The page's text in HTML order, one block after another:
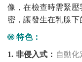
像，在檢查時需緊
密，讓發生在乳腺下
特色：
1. 非侵入式： 自動化